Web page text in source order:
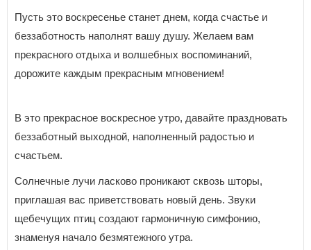
Пусть это воскресенье станет днем, когда счастье и
беззаботность наполнят вашу душу. Желаем вам
прекрасного отдыха и волшебных воспоминаний,
дорожите каждым прекрасным мгновением!
В это прекрасное воскресное утро, давайте праздновать
беззаботный выходной, наполненный радостью и
счастьем.
Солнечные лучи ласково проникают сквозь шторы,
приглашая вас приветствовать новый день. Звуки
щебечущих птиц создают гармоничную симфонию,
знаменуя начало безмятежного утра.